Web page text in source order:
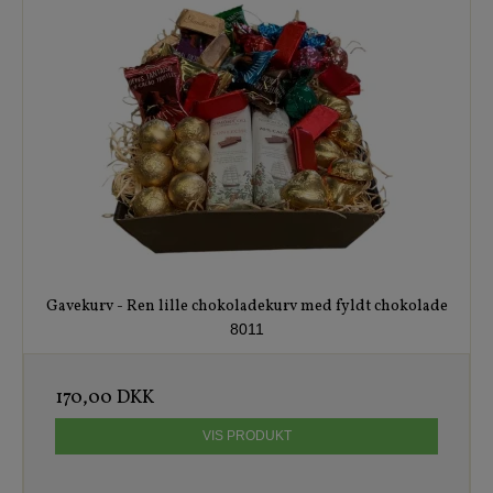
Gavekurv - Ren lille chokoladekurv med fyldt chokolade
8011
170,00 DKK
VIS PRODUKT